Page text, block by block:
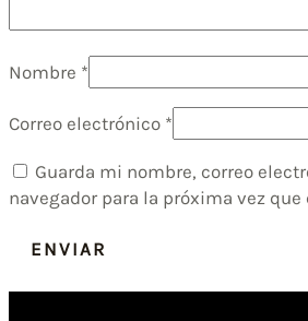
Nombre *
Correo electrónico *
Guarda mi nombre, correo
navegador para la próxima vez que